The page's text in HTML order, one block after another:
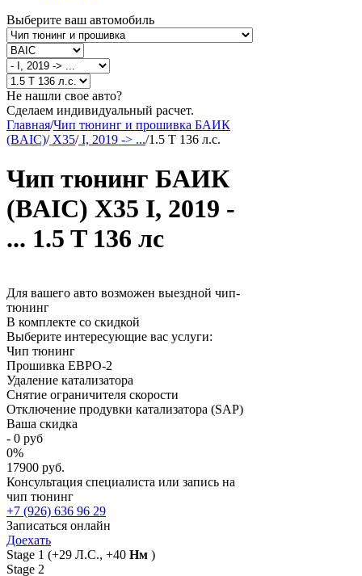
Выберите ваш автомобиль
Не нашли свое авто?
Сделаем индивидуальный расчет.
Главная/Чип тюнинг и прошивка БАИК
(BAIC)/X35/I, 2019 -> .../1.5 T 136 л.с.
Чип тюнинг БАИК
(BAIC) X35 I, 2019 -
... 1.5 T 136 лс
Для вашего авто возможен выездной чип-
тюнинг
В комплекте со скидкой
Выберите интересующие вас услуги:
Чип тюнинг
Прошивка ЕВРО-2
Удаление катализатора
Снятие ограничителя скорости
Отключение продувки катализатора (SAP)
Ваша скидка
- 0 руб
0%
17900 руб.
Консультация специалиста или запись на
чип тюнинг
+7 (926) 636 96 29
Записаться онлайн
Доехать
Stage 1 (+29 Л.С., +40 Нм )
Stage 2